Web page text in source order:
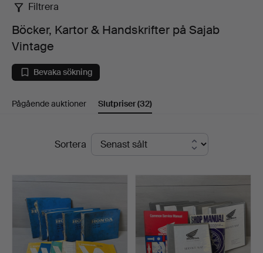
Böcker,
Kartor
&
Handskrifter
Vintage
Filtrera
Böcker, Kartor & Handskrifter på Sajab
Vintage
Bevaka sökning
Pågående auktioner Slutpriser(32)
SlutpriserSortera